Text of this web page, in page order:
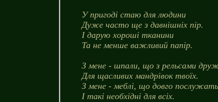
У пригоді стаю для людини
Дуже часто ще з давнішніх пір.
І дарую хороші тканини
Та не менше важливий папір.
З мене - шпали, що з рельсами
Для щасливих мандрівок твоїх.
З мене - меблі, що довго
І такі необхідні для всіх.